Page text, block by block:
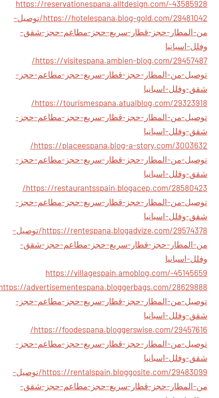
https://reservationespana.alltdesign.com/-43585928
https://hotelespana.blog-gold.com/29481042/توصيل-
من-المطار-حجز-قطار-سريع-حجز-مطاعم-حجز-شقق-
وفلل-اسبانيا
https://visitespana.ambien-blog.com/29457487/
توصيل-من-المطار-حجز-قطار-سريع-حجز-مطاعم-حجز-
شقق-وفلل-اسبانيا
https://tourismespana.atualblog.com/29323918/
توصيل-من-المطار-حجز-قطار-سريع-حجز-مطاعم-حجز-
شقق-وفلل-اسبانيا
https://placeespana.blog-a-story.com/3003632/
توصيل-من-المطار-حجز-قطار-سريع-حجز-مطاعم-حجز-
شقق-وفلل-اسبانيا
https://restaurantsspain.blogacep.com/28580423/
توصيل-من-المطار-حجز-قطار-سريع-حجز-مطاعم-حجز-
شقق-وفلل-اسبانيا
https://rentespana.blogadvize.com/29574378/توصيل-
من-المطار-حجز-قطار-سريع-حجز-مطاعم-حجز-شقق-
وفلل-اسبانيا
https://villagespain.amoblog.com/-45145659
توصيل-من-المطار-حجز-قطار-سريع-حجز-مطاعم-حجز-
شقق-وفلل-اسبانيا
https://foodespana.bloggerswise.com/29457616/
توصيل-من-المطار-حجز-قطار-سريع-حجز-مطاعم-حجز-
شقق-وفلل-اسبانيا
https://rentalspain.bloggosite.com/29483099/توصيل-
من-المطار-حجز-قطار-سريع-حجز-مطاعم-حجز-شقق-